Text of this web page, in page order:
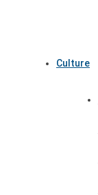
Culture